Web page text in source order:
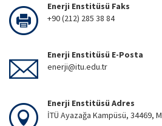
Enerji Enstitüsü Faks
+90 (212) 285 38 84
Enerji Enstitüsü E-Posta
enerji@itu.edu.tr
Enerji Enstitüsü Adres
İTÜ Ayazağa Kampüsü, 34469,